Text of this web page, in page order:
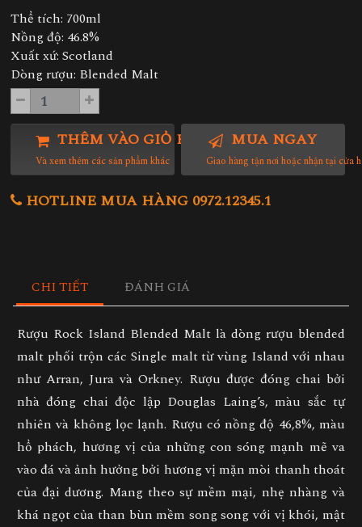
Thể tích: 700ml
Nồng độ: 46.8%
Xuất xứ: Scotland
Dòng rượu: Blended Malt
THÊM VÀO GIỎ HÀNG
Và xem thêm các sản phẩm khác
MUA NGAY
Giao hàng tận nơi hoặc nhận tại cửa
HOTLINE MUA HÀNG 0972.12345.1
CHI TIẾT ĐÁNH GIÁ
Rượu Rock Island Blended Malt là dòng rượu blended
malt phối trộn các Single malt từ vùng Island với nhau
như Arran, Jura và Orkney. Rượu được đóng chai bởi
nhà đóng chai độc lập Douglas Laing’s, màu sắc tự
nhiên và không lọc lạnh. Rượu có nồng độ 46,8%, màu
hổ phách, hương vị của những con sóng mạnh mẽ va
vào đá và ảnh hưởng bởi hương vị mặn mòi thanh thoát
của đại dương. Mang theo sự mềm mại, nhẹ nhàng và
khá ngọt của than bùn mềm song song với vị khói, mật